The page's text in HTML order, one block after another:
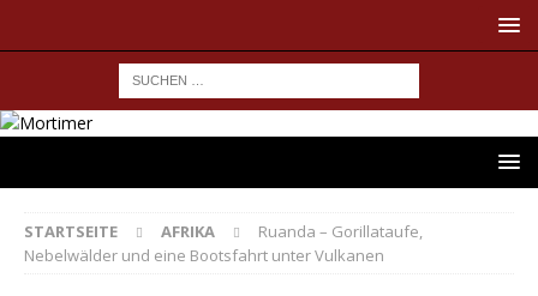
STARTSEITE AFRIKA
Ruanda – Gorillataufe,
Nebelwälder und eine Bootsfahrt unter Vulkanen